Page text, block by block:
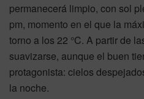
permanecerá limpio, con sol
pm, momento en el que la
torno a los 22 °C. A partir de
suavizarse, aunque el buen
protagonista: cielos
la noche.